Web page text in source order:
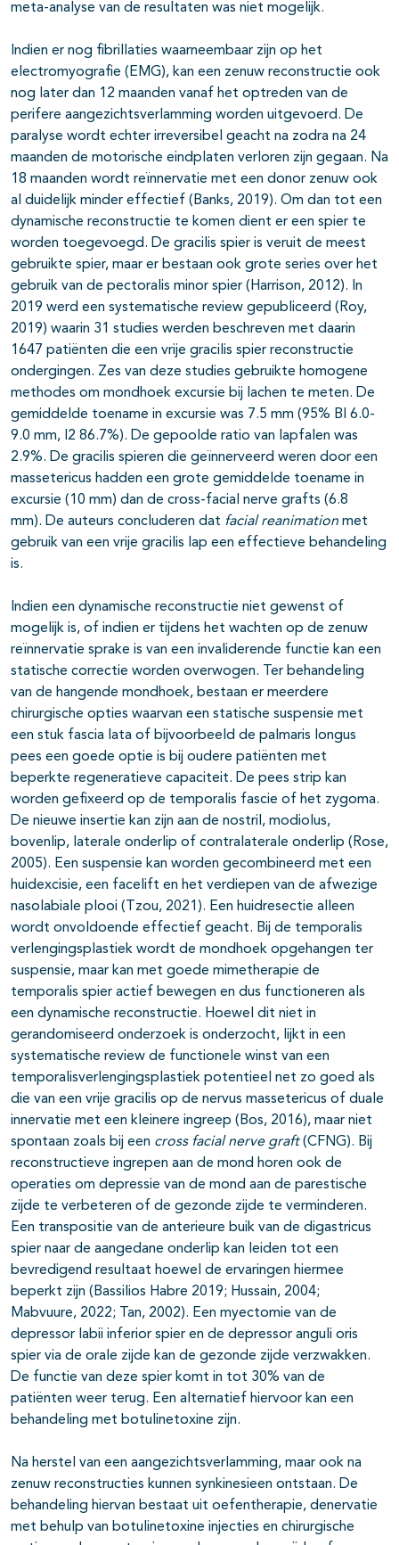
meta-analyse van de resultaten was niet mogelijk.
Indien er nog fibrillaties waarneembaar zijn op het
electromyografie (EMG), kan een zenuw reconstructie ook
nog later dan 12 maanden vanaf het optreden van de
perifere aangezichtsverlamming worden uitgevoerd. De
paralyse wordt echter irreversibel geacht na zodra na 24
maanden de motorische eindplaten verloren zijn gegaan. Na
18 maanden wordt reïnnervatie met een donor zenuw ook
al duidelijk minder effectief (Banks, 2019). Om dan tot een
dynamische reconstructie te komen dient er een spier te
worden toegevoegd. De gracilis spier is veruit de meest
gebruikte spier, maar er bestaan ook grote series over het
gebruik van de pectoralis minor spier (Harrison, 2012). In
2019 werd een systematische review gepubliceerd (Roy,
2019) waarin 31 studies werden beschreven met daarin
1647 patiënten die een vrije gracilis spier reconstructie
ondergingen. Zes van deze studies gebruikte homogene
methodes om mondhoek excursie bij lachen te meten. De
gemiddelde toename in excursie was 7.5 mm (95% BI 6.0-
9.0 mm, I2 86.7%). De gepoolde ratio van lapfalen was
2.9%. De gracilis spieren die geïnnerveerd weren door een
massetericus hadden een grote gemiddelde toename in
excursie (10 mm) dan de cross-facial nerve grafts (6.8
mm). De auteurs concluderen dat facial reanimation met
gebruik van een vrije gracilis lap een effectieve behandeling
is.
Indien een dynamische reconstructie niet gewenst of
mogelijk is, of indien er tijdens het wachten op de zenuw
reïnnervatie sprake is van een invaliderende functie kan een
statische correctie worden overwogen. Ter behandeling
van de hangende mondhoek, bestaan er meerdere
chirurgische opties waarvan een statische suspensie met
een stuk fascia lata of bijvoorbeeld de palmaris longus
pees een goede optie is bij oudere patiënten met
beperkte regeneratieve capaciteit. De pees strip kan
worden gefixeerd op de temporalis fascie of het zygoma.
De nieuwe insertie kan zijn aan de nostril, modiolus,
bovenlip, laterale onderlip of contralaterale onderlip (Rose,
2005). Een suspensie kan worden gecombineerd met een
huidexcisie, een facelift en het verdiepen van de afwezige
nasolabiale plooi (Tzou, 2021). Een huidresectie alleen
wordt onvoldoende effectief geacht. Bij de temporalis
verlengingsplastiek wordt de mondhoek opgehangen ter
suspensie, maar kan met goede mimetherapie de
temporalis spier actief bewegen en dus functioneren als
een dynamische reconstructie. Hoewel dit niet in
gerandomiseerd onderzoek is onderzocht, lijkt in een
systematische review de functionele winst van een
temporalisverlengingsplastiek potentieel net zo goed als
die van een vrije gracilis op de nervus massetericus of duale
innervatie met een kleinere ingreep (Bos, 2016), maar niet
spontaan zoals bij een cross facial nerve graft(CFNG). Bij
reconstructieve ingrepen aan de mond horen ook de
operaties om depressie van de mond aan de parestische
zijde te verbeteren of de gezonde zijde te verminderen.
Een transpositie van de anterieure buik van de digastricus
spier naar de aangedane onderlip kan leiden tot een
bevredigend resultaat hoewel de ervaringen hiermee
beperkt zijn (Bassilios Habre 2019; Hussain, 2004;
Mabvuure, 2022; Tan, 2002). Een myectomie van de
depressor labii inferior spier en de depressor anguli oris
spier via de orale zijde kan de gezonde zijde verzwakken.
De functie van deze spier komt in tot 30% van de
patiënten weer terug. Een alternatief hiervoor kan een
behandeling met botulinetoxine zijn.
Na herstel van een aangezichtsverlamming, maar ook na
zenuw reconstructies kunnen synkinesieen ontstaan. De
behandeling hiervan bestaat uit oefentherapie, denervatie
met behulp van botulinetoxine injecties en chirurgische